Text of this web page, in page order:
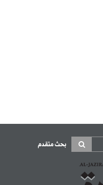
بحث متقدم